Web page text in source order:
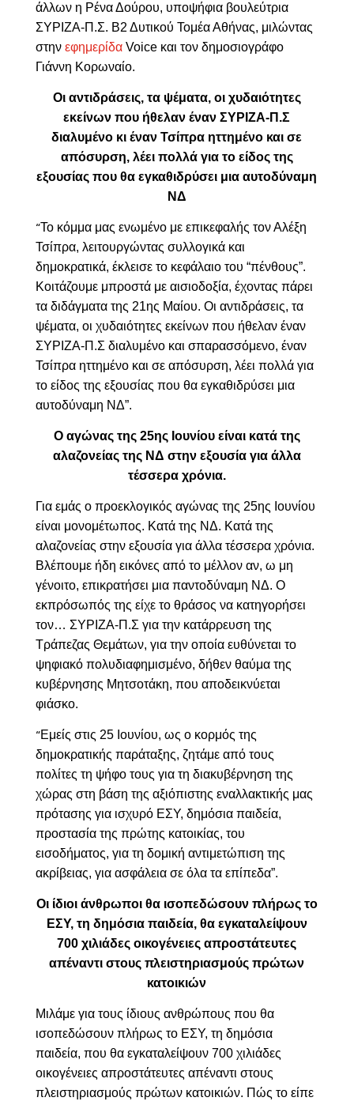
άλλων η Ρένα Δούρου, υποψήφια βουλεύτρια
ΣΥΡΙΖΑ-Π.Σ. Β2 Δυτικού Τομέα Αθήνας, μιλώντας
στην εφημερίδα Voiceκαι τον δημοσιογράφο
Γιάννη Κορωναίο.
Οι αντιδράσεις, τα ψέματα, οι χυδαιότητες
εκείνων που ήθελαν έναν ΣΥΡΙΖΑ-Π.Σ
διαλυμένο κι έναν Τσίπρα ηττημένο και σε
απόσυρση, λέει πολλά για το είδος της
εξουσίας που θα εγκαθιδρύσει μια αυτοδύναμη
ΝΔ
“Το κόμμα μας ενωμένο με επικεφαλής τον Αλέξη
Τσίπρα, λειτουργώντας συλλογικά και
δημοκρατικά, έκλεισε το κεφάλαιο του “πένθους”.
Κοιτάζουμε μπροστά με αισιοδοξία, έχοντας πάρει
τα διδάγματα της 21ης Μαίου. Οι αντιδράσεις, τα
ψέματα, οι χυδαιότητες εκείνων που ήθελαν έναν
ΣΥΡΙΖΑ-Π.Σ διαλυμένο και σπαρασσόμενο, έναν
Τσίπρα ηττημένο και σε απόσυρση, λέει πολλά για
το είδος της εξουσίας που θα εγκαθιδρύσει μια
αυτοδύναμη ΝΔ”.
O αγώνας της 25ης Ιουνίου είναι κατά της
αλαζονείας της ΝΔ στην εξουσία για άλλα
τέσσερα χρόνια.
Για εμάς ο προεκλογικός αγώνας της 25ης Ιουνίου
είναι μονομέτωπος. Κατά της ΝΔ. Κατά της
αλαζονείας στην εξουσία για άλλα τέσσερα χρόνια.
Βλέπουμε ήδη εικόνες από το μέλλον αν, ω μη
γένοιτο, επικρατήσει μια παντοδύναμη ΝΔ. Ο
εκπρόσωπός της είχε το θράσος να κατηγορήσει
τον… ΣΥΡΙΖΑ-Π.Σ για την κατάρρευση της
Τράπεζας Θεμάτων, για την οποία ευθύνεται το
ψηφιακό πολυδιαφημισμένο, δήθεν θαύμα της
κυβέρνησης Μητσοτάκη, που αποδεικνύεται
φιάσκο.
“Εμείς στις 25 Ιουνίου, ως ο κορμός της
δημοκρατικής παράταξης, ζητάμε από τους
πολίτες τη ψήφο τους για τη διακυβέρνηση της
χώρας στη βάση της αξιόπιστης εναλλακτικής μας
πρότασης για ισχυρό ΕΣΥ, δημόσια παιδεία,
προστασία της πρώτης κατοικίας, του
εισοδήματος, για τη δομική αντιμετώπιση της
ακρίβειας, για ασφάλεια σε όλα τα επίπεδα”.
Οι ίδιοι άνθρωποι θα ισοπεδώσουν πλήρως το
ΕΣΥ, τη δημόσια παιδεία, θα εγκαταλείψουν
700 χιλιάδες οικογένειες απροστάτευτες
απέναντι στους πλειστηριασμούς πρώτων
κατοικιών
Μιλάμε για τους ίδιους ανθρώπους που θα
ισοπεδώσουν πλήρως το ΕΣΥ, τη δημόσια
παιδεία, που θα εγκαταλείψουν 700 χιλιάδες
οικογένειες απροστάτευτες απέναντι στους
πλειστηριασμούς πρώτων κατοικιών. Πώς το είπε